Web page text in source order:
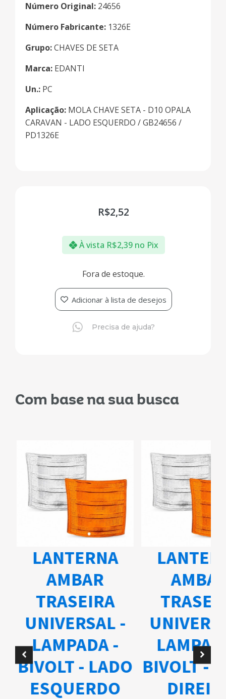
Número Original: 24656
Número Fabricante: 1326E
Grupo:CHAVES DE SETA
Marca: EDANTI
Un.: PC
Aplicação: MOLA CHAVE SETA - D10 OPALA
CARAVAN - LADO ESQUERDO / GB24656 /
PD1326E
R$2,52
À vista R$2,39 no Pix
Fora de estoque.
Adicionar à lista de desejos
Precisa de ajuda?
Com base na sua busca
LANTERNA
AMBAR
TRASEIRA
UNIVERSAL -
LAMPADA -
BIVOLT - LADO
ESQUERDO
BIVOLT -